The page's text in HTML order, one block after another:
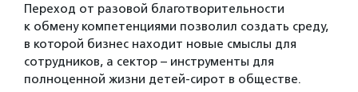
Переход от разовой благотворительности
к обмену компетенциями позволил создать среду,
в которой бизнес находит новые смыслы для
сотрудников, а сектор – инструменты для
полноценной жизни детей-сирот в обществе.